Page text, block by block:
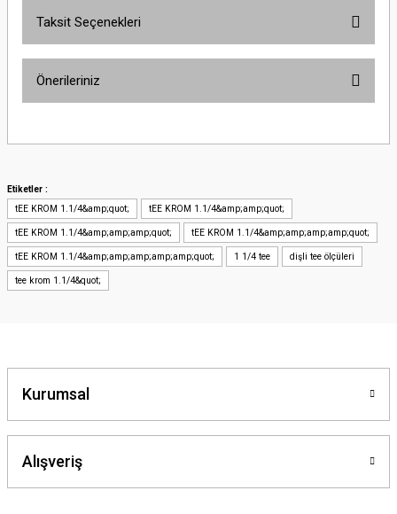
Taksit Seçenekleri
Önerileriniz
yetersiz gördüğünüz noktaları öneri formunu kullanarak tarafımıza
Ürün resmi kalitesiz, bozuk veya görüntülenemiyor.
Ürün açıklamasında eksik bilgiler bulunuyor.
Ürün bilgilerinde hatalar bulunuyor.
Ürün fiyatı diğer sitelerden daha pahalı.
Gönder
Etiketler :
tEE KROM 1.1/4&amp;quot;
tEE KROM 1.1/4&amp;amp;quot;
tEE KROM 1.1/4&amp;amp;amp;quot; tEE KROM 1.1/4&amp;amp;amp;amp;quot;
tEE KROM 1.1/4&amp;amp;amp;amp;amp;quot; 1 1/4 tee dişli tee ölçüleri
tee krom 1.1/4&quot;
Kurumsal
Alışveriş